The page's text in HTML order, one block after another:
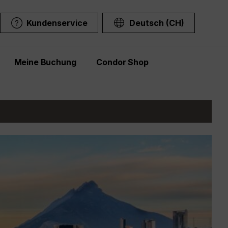
Kundenservice Deutsch (CH)
Meine Buchung Condor Shop